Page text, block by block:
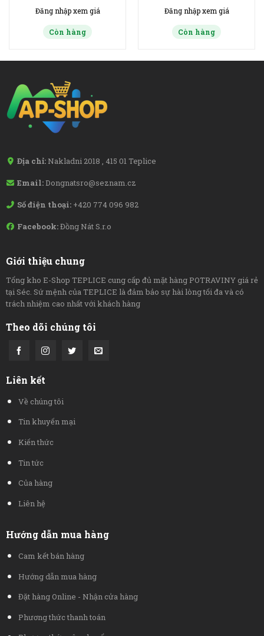
Đăng nhập xem giá
Còn hàng
Đăng nhập xem giá
Còn hàng
Địa chỉ: Nakladni 2018 , 415 01 Teplice
Email:Dongnatsro@seznam.cz
Số điện thoại: +420 774 096 982
Facebook:Đồng Nát S.r.o
Giới thiệu chung
Tổng kho E-Shop TEPLICE cung cấp đủ mặt hàng POTRAVINY giá rẻ
tại Séc. Sứ mệnh của TEPLICE là đảm bảo sự hài lòng tối đa và có
trách nhiệm cao nhất với khách hàng
Theo dõi chúng tôi
Liên kết
Về chúng tôi
Tin khuyến mại
Kiến thức
Tin tức
Của hàng
Liên hệ
Hướng dẫn mua hàng
Cam kết bán hàng
Hướng dẫn mua hàng
Đặt hàng Online - Nhận cửa hàng
Phương thức thanh toán